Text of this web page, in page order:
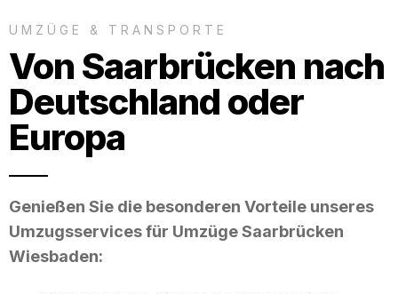
UMZÜGE & TRANSPORTE
Von Saarbrücken nach
Deutschland oder
Europa
Genießen Sie die besonderen Vorteile unseres
Umzugsservices für Umzüge Saarbrücken
Wiesbaden: